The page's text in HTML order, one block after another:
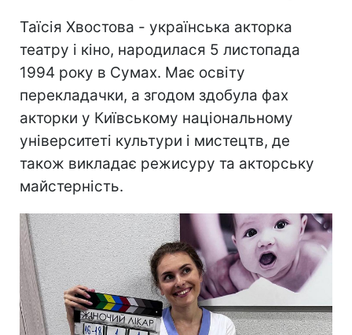
Таїсія Хвостова - українська акторка
театру і кіно, народилася 5 листопада
1994 року в Сумах. Має освіту
перекладачки, а згодом здобула фах
акторки у Київському національному
університеті культури і мистецтв, де
також викладає режисуру та акторську
майстерність.